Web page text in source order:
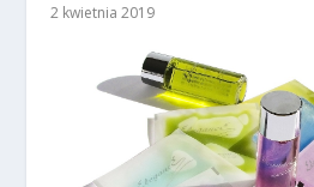
2 kwietnia 2019